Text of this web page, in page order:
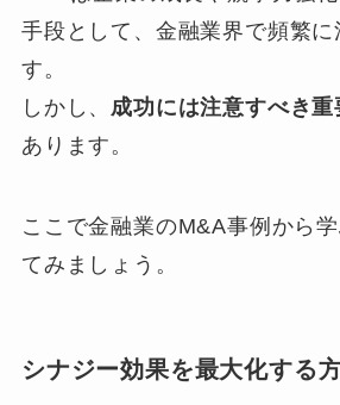
手段として、金融業界で頻繁に
す。
しかし、 成功には注意すべき重
あります。
ここで金融業のM&A事例から
てみましょう。
シナジー効果を最大化する